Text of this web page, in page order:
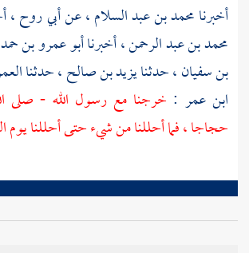
أخبرنامحمد بن عبد السلام، عنأبي روح،
محمد بن عبد الرحمن، أخبرناأبو عمرو بن
بن سفيان، حدثنايزيد بن صالح، حدثنا
ابن عمر : خرجنا مع رسول الله - صلى
حجاجا ، فما أحللنا من شيء حتى أحللنا يوم